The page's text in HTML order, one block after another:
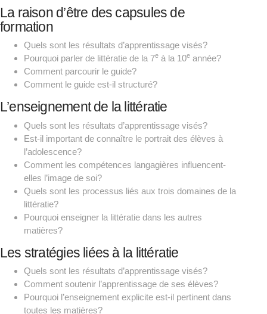
La raison d’être des capsules de
formation
Quels sont les résultats d’apprentissage visés?
Pourquoi parler de littératie de la 7e à la 10e année?
Comment parcourir le guide?
Comment le guide est-il structuré?
L’enseignement de la littératie
Quels sont les résultats d’apprentissage visés?
Est-il important de connaître le portrait des élèves à
l’adolescence?
Comment les compétences langagières influencent-
elles l’image de soi?
Quels sont les processus liés aux trois domaines de la
littératie?
Pourquoi enseigner la littératie dans les autres
matières?
Les stratégies liées à la littératie
Quels sont les résultats d’apprentissage visés?
Comment soutenir l’apprentissage de ses élèves?
Pourquoi l’enseignement explicite est-il pertinent dans
toutes les matières?